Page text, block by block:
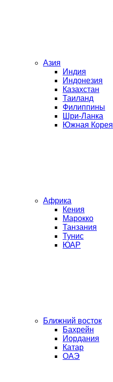
Азия
Индия
Индонезия
Казахстан
Таиланд
Филиппины
Шри-Ланка
Южная Корея
Африка
Кения
Марокко
Танзания
Тунис
ЮАР
Ближний восток
Бахрейн
Иордания
Катар
ОАЭ